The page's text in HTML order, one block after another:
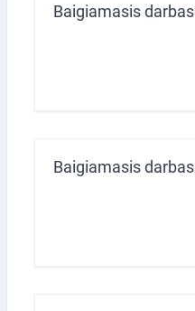
Baigiamasis darbas
Baigiamasis darbas